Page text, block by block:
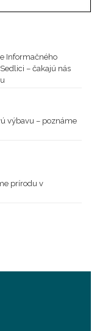
Informačného
– čakajú nás
výbavu – poznáme
prírodu v